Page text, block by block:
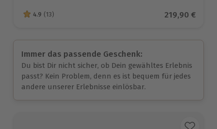
4.9 von 5 Sternen basierend auf 13 Bewertungen
4.9 (13) Aktueller
219,90 €
Immer das passende Geschenk:
Du bist Dir nicht sicher, ob Dein gewähltes Erlebnis
passt? Kein Problem, denn es ist bequem für jedes
andere unserer Erlebnisse einlösbar.